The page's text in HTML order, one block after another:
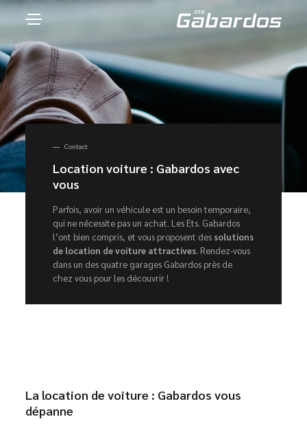
Contact
Location voiture : Gabardos avec
vous
Parfois, avoir un véhicule est un besoin temporaire,
qui ne nécessite pas un achat. Les Ets. Gabardos
l’ont bien compris, et vous proposent des solutions
de location de voiture attractives. Rendez-vous
dans un des quatre garages Gabardos près de
chez vous pour les découvrir !
La location de voiture : Gabardos vous
dépanne